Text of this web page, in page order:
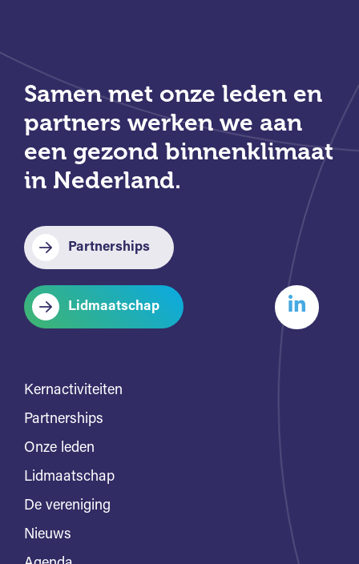
Samen met onze leden en
partners werken we aan
een gezond binnenklimaat
in Nederland.
Partnerships
Lidmaatschap
Kernactiviteiten
Partnerships
Onze leden
Lidmaatschap
De vereniging
Nieuws